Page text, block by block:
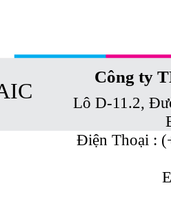
Công ty
Lô D-11.2,
Điện Thoại :